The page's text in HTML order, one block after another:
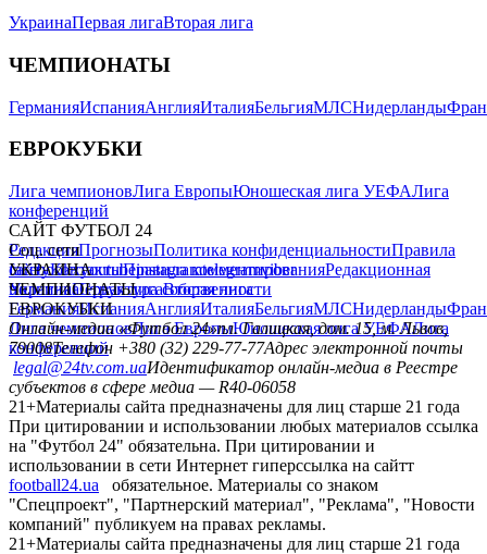
УкраинаПервая лигаВторая лига
ЧЕМПИОНАТЫ
ГерманияИспанияАнглияИталияБельгияМЛСНидерланды
ЕВРОКУБКИ
Лига чемпионовЛига ЕвропыЮношеская лига УЕФАЛига
конференций
САЙТ ФУТБОЛ 24
РедакцияПрогнозыПолитика конфиденциальностиПравила
сайтуКонтактыПравила комментированияРедакционная
политикаСтруктура собственности
Соц. сети
facebookxyoutubeinstagramtelegramviber
УКРАИНА
УкраинаПервая лигаВторая лига
ЧЕМПИОНАТЫ
ГерманияИспанияАнглияИталияБельгияМЛСНидерланды
ЕВРОКУБКИ
Лига чемпионовЛига ЕвропыЮношеская лига УЕФАЛига
конференций
Онлайн-медиа «Футбол 24»пл. Галицкая, дом. 15, м. Львов,
79008Телефон +380 (32) 229-77-77Адрес электронной почты
legal@24tv.com.uaИдентификатор онлайн-медиа в Реестре
субъектов в сфере медиа — R40-06058
21+Материалы сайта предназначены для лиц старше 21 года
При цитировании и использовании любых материалов ссылка
на "Футбол 24" обязательна. При цитировании и
использовании в сети Интернет гиперссылка на сайтт
football24.ua
обязательное. Материалы со знаком
"Спецпроект", "Партнерский материал", "Реклама", "Новости
компаний" публикуем на правах рекламы.
21+Материалы сайта предназначены для лиц старше 21 года